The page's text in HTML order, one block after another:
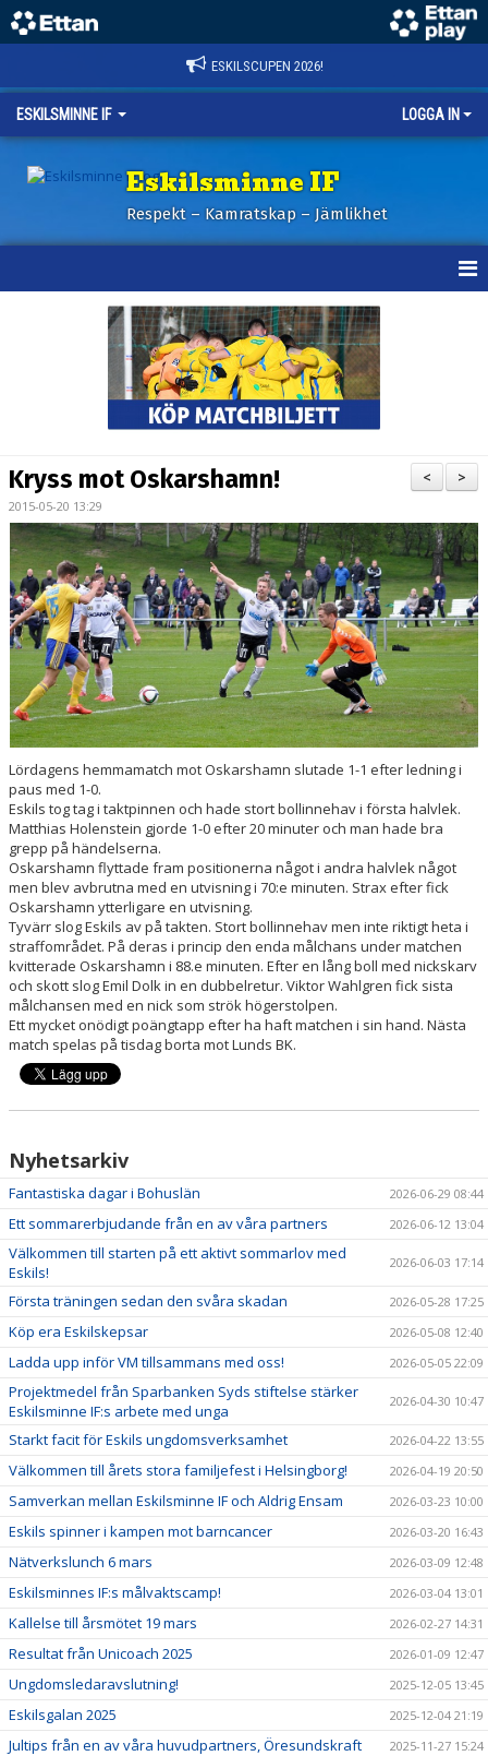
ESKILSCUPEN 2026!
ESKILSMINNE IF LOGGA IN
Eskilsminne IF
Respekt – Kamratskap – Jämlikhet
BILDER ESKILSCUPEN
PARTNERS
KALENDER
LOKALBOKNING
DOKUMENT/FILER
MEDLEMSKAP
ESKILS LOVFOTBOLL
BILJETTER
MEDLEMSFÖRMÅNER
>
<
Kryss mot Oskarshamn!
2015-05-20 13:29
Lördagens hemmamatch mot Oskarshamn slutade 1-1 efter ledning i
paus med 1-0.
Eskils tog tag i taktpinnen och hade stort bollinnehav i första halvlek.
Matthias Holenstein gjorde 1-0 efter 20 minuter och man hade bra
grepp på händelserna.
Oskarshamn flyttade fram positionerna något i andra halvlek något
men blev avbrutna med en utvisning i 70:e minuten. Strax efter fick
Oskarshamn ytterligare en utvisning.
Tyvärr slog Eskils av på takten. Stort bollinnehav men inte riktigt heta i
straffområdet. På deras i princip den enda målchans under matchen
kvitterade Oskarshamn i 88.e minuten. Efter en lång boll med nickskarv
och skott slog Emil Dolk in en dubbelretur. Viktor Wahlgren fick sista
målchansen med en nick som strök högerstolpen.
Ett mycket onödigt poängtapp efter ha haft matchen i sin hand. Nästa
match spelas på tisdag borta mot Lunds BK.
Nyhetsarkiv
Fantastiska dagar i Bohuslän 2026-06-29 08:44
Ett sommarerbjudande från en av våra partners 2026-06-12 13:04
Välkommen till starten på ett aktivt sommarlov med
Eskils!
2026-06-03 17:14
Första träningen sedan den svåra skadan 2026-05-28 17:25
Köp era Eskilskepsar 2026-05-08 12:40
Ladda upp inför VM tillsammans med oss! 2026-05-05 22:09
Projektmedel från Sparbanken Syds stiftelse stärker
Eskilsminne IF:s arbete med unga
2026-04-30 10:47
Starkt facit för Eskils ungdomsverksamhet 2026-04-22 13:55
Välkommen till årets stora familjefest i Helsingborg! 2026-04-19 20:50
Samverkan mellan Eskilsminne IF och Aldrig Ensam 2026-03-23 10:00
Eskils spinner i kampen mot barncancer 2026-03-20 16:43
Nätverkslunch 6 mars 2026-03-09 12:48
Eskilsminnes IF:s målvaktscamp! 2026-03-04 13:01
Kallelse till årsmötet 19 mars 2026-02-27 14:31
Resultat från Unicoach 2025 2026-01-09 12:47
Ungdomsledaravslutning! 2025-12-05 13:45
Eskilsgalan 2025 2025-12-04 21:19
Jultips från en av våra huvudpartners, Öresundskraft 2025-11-27 15:24